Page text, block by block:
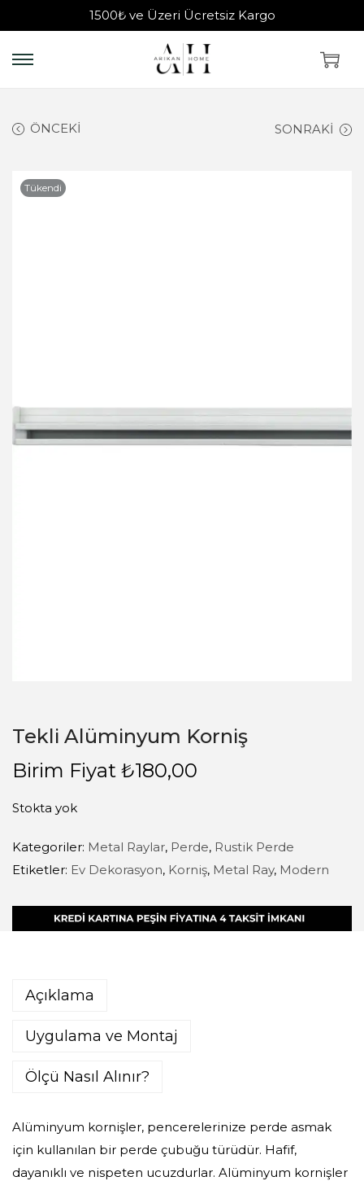
1500₺ ve Üzeri Ücretsiz Kargo
ÖNCEKI SONRAKI
Tükendi
Tekli Alüminyum Korniş
Birim Fiyat ₺180,00
Stokta yok
Kategoriler: Metal Raylar, Perde, Rustik Perde
Etiketler: Ev Dekorasyon, Korniş, Metal Ray, Modern
Açıklama
Uygulama ve Montaj
Ölçü Nasıl Alınır?
Alüminyum kornişler, pencerelerinize perde asmak
için kullanılan bir perde çubuğu türüdür. Hafif,
dayanıklı ve nispeten ucuzdurlar. Alüminyum kornişler